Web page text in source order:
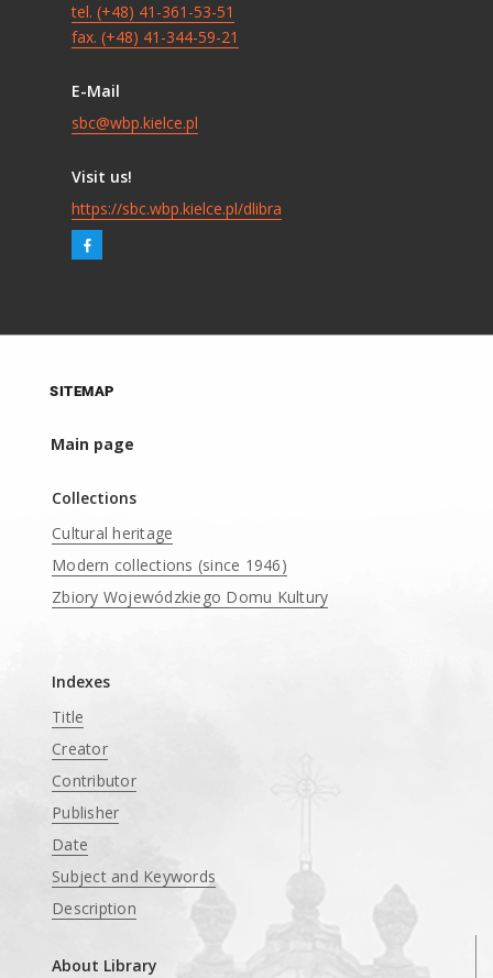
tel. (+48) 41-361-53-51
fax. (+48) 41-344-59-21
E-Mail
sbc@wbp.kielce.pl
Visit us!
https://sbc.wbp.kielce.pl/dlibra
SITEMAP
Main page
Collections
Cultural heritage
Modern collections (since 1946)
Zbiory Wojewódzkiego Domu Kultury
Indexes
Title
Creator
Contributor
Publisher
Date
Subject and Keywords
Description
About Library